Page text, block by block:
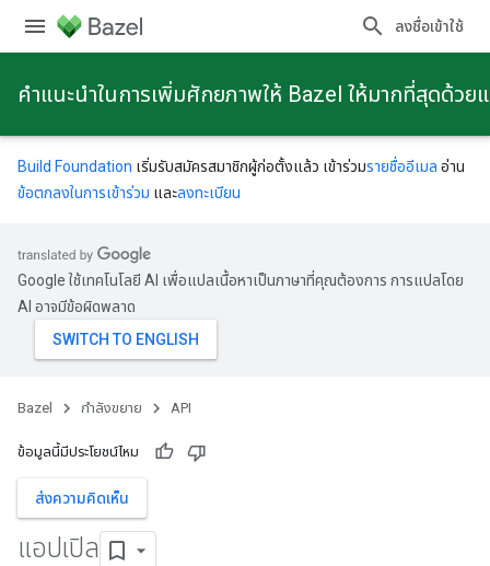
ลงชื่อเข้าใช้
คําแนะนําในการเพิ่มศักยภาพให้ Bazel ให้มากที่สุดด้ว
Build Foundation เริ่มรับสมัครสมาชิกผู้ก่อตั้งแล้ว เข้าร่วมรายชื่ออีเมล อ่าน
ข้อตกลงในการเข้าร่วม และลงทะเบียน
Google ใช้เทคโนโลยี AI เพื่อแปลเนื้อหาเป็นภาษาที่คุณต้องการ การแปลโดย
AI อาจมีข้อผิดพลาด
Bazel กําลังขยาย API
ข้อมูลนี้มีประโยชน์ไหม
ส่งความคิดเห็น
แอปเปิล